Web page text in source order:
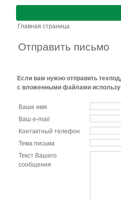
Главная страница
Отправить письмо
Если вам нужно отправить
с вложенными файлами
Ваше имя
Ваш e-mail
Контактный телефон
Тема письма
Текст Вашего
сообщения